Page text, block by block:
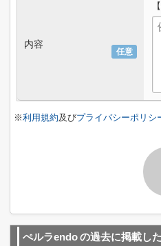
任意
内容
※利用規約及びプライバシーポリシ
ぺルラendoの過去に掲載し